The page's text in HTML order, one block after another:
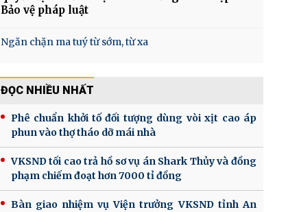
Bảo vệ pháp luật
Ngăn chặn ma tuý từ sớm, từ xa
ĐỌC NHIỀU NHẤT
Phê chuẩn khởi tố đối tượng dùng vòi xịt cao áp
phun vào thợ tháo dỡ mái nhà
VKSND tối cao trả hồ sơ vụ án Shark Thủy và đồng
phạm chiếm đoạt hơn 7000 tỉ đồng
Bàn giao nhiệm vụ Viện trưởng VKSND tỉnh An